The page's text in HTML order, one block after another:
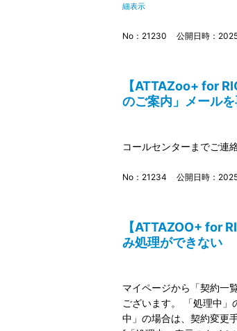
細表示
No：21230 公開日時：
【ATTAZoo+ for
のご案内」メール
コールセンターまでご連
No：21234 公開日時：
【ATTAZOO+ for
み処理ができな
マイページから「契約一
ございます。 「処理中
中」の場合は、契約変